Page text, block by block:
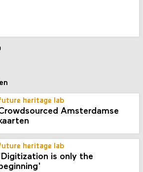
heritage lab
Amsterdamse
heritage lab
is only the
beginning'